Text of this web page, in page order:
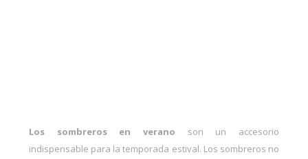
Los sombreros en verano son un accesorio
indispensable para la temporada estival. Los sombreros no